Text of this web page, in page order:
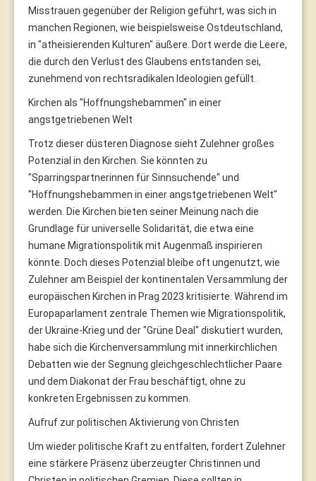
Misstrauen gegenüber der Religion geführt, was sich in
manchen Regionen, wie beispielsweise Ostdeutschland,
in "atheisierenden Kulturen" äußere. Dort werde die Leere,
die durch den Verlust des Glaubens entstanden sei,
zunehmend von rechtsradikalen Ideologien gefüllt.
Kirchen als "Hoffnungshebammen" in einer
angstgetriebenen Welt
Trotz dieser düsteren Diagnose sieht Zulehner großes
Potenzial in den Kirchen. Sie könnten zu
"Sparringspartnerinnen für Sinnsuchende" und
"Hoffnungshebammen in einer angstgetriebenen Welt"
werden. Die Kirchen bieten seiner Meinung nach die
Grundlage für universelle Solidarität, die etwa eine
humane Migrationspolitik mit Augenmaß inspirieren
könnte. Doch dieses Potenzial bleibe oft ungenutzt, wie
Zulehner am Beispiel der kontinentalen Versammlung der
europäischen Kirchen in Prag 2023 kritisierte. Während im
Europaparlament zentrale Themen wie Migrationspolitik,
der Ukraine-Krieg und der "Grüne Deal" diskutiert wurden,
habe sich die Kirchenversammlung mit innerkirchlichen
Debatten wie der Segnung gleichgeschlechtlicher Paare
und dem Diakonat der Frau beschäftigt, ohne zu
konkreten Ergebnissen zu kommen.
Aufruf zur politischen Aktivierung von Christen
Um wieder politische Kraft zu entfalten, fordert Zulehner
eine stärkere Präsenz überzeugter Christinnen und